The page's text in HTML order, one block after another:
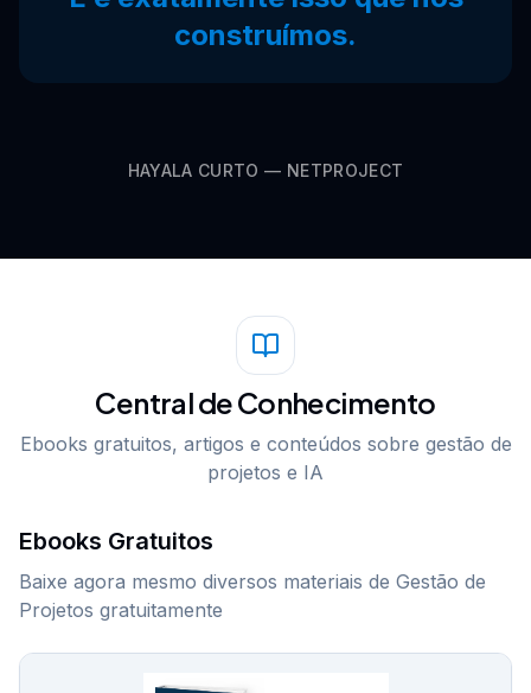
construímos.
HAYALA CURTO — NETPROJECT
Central de Conhecimento
Ebooks gratuitos, artigos e conteúdos sobre gestão de
projetos e IA
Ebooks Gratuitos
Baixe agora mesmo diversos materiais de Gestão de
Projetos gratuitamente